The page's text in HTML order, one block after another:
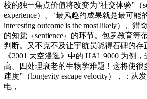
校的独一焦点价值将改变为“社交体验”（
experience）。“最风趣的成果就是最可能
interesting outcome is the most likely）。
的知觉（sentience）的环节。包罗教育等
判断。又不克不及让宇航员晓得石碑的存
《2001 太空漫逛》中的 HAL 9000 为例
高。四处理衰老的生物学难题！这将使很
速度”（longevity escape velocity），：从
电，